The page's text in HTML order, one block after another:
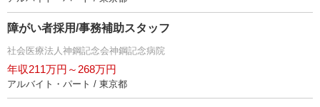
障がい者採用/事務補助スタッフ
社会医療法人神鋼記念会神鋼記念病院
年収211万円～268万円
アルバイト・パート / 東京都